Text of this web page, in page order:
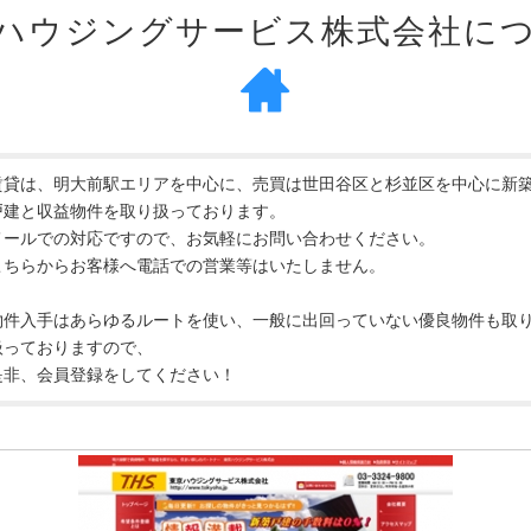
ウジングサービス株式会社に
貸は、明大前駅エリアを中心に、売買は世田谷区と杉並区を中心に新
建と収益物件を取り扱っております。
ールでの対応ですので、お気軽にお問い合わせください。
ちらからお客様へ電話での営業等はいたしません。
件入手はあらゆるルートを使い、一般に出回っていない優良物件も取り
ておりますので、
非、会員登録をしてください！